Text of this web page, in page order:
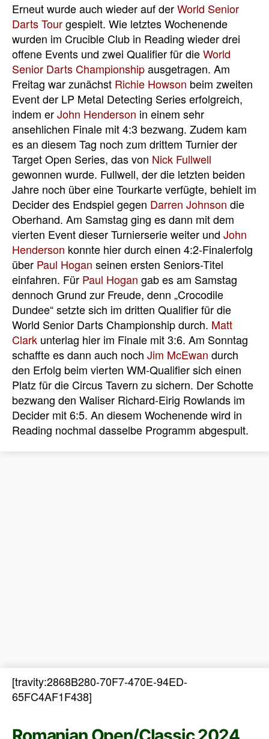
Erneut wurde auch wieder auf derWorld Senior
Darts Tourgespielt. Wie letztes Wochenende
wurden im Crucible Club in Reading wieder drei
offene Events und zwei Qualifier für dieWorld
Senior Darts Championshipausgetragen. Am
Freitag war zunächst Richie Howson beim zweiten
Event der LP Metal Detecting Series erfolgreich,
indem erJohn Henderson in einem sehr
ansehlichen Finale mit 4:3 bezwang. Zudem kam
es an diesem Tag noch zum drittem Turnier der
Target Open Series, das von Nick Fullwell
gewonnen wurde. Fullwell, der die letzten beiden
Jahre noch über eine Tourkarte verfügte, behielt im
Decider des Endspiel gegen Darren Johnson die
Oberhand. Am Samstag ging es dann mit dem
vierten Event dieser Turnierserie weiter und John
Henderson konnte hier durch einen 4:2-Finalerfolg
über Paul Hogan seinen ersten Seniors-Titel
einfahren. Für Paul Hogan gab es am Samstag
dennoch Grund zur Freude, denn „Crocodile
Dundee“ setzte sich im dritten Qualifier für die
World Senior Darts Championship durch. Matt
Clark unterlag hier im Finale mit 3:6. Am Sonntag
schaffte es dann auch noch Jim McEwan durch
den Erfolg beim vierten WM-Qualifier sich einen
Platz für die Circus Tavern zu sichern. Der Schotte
bezwang den Waliser Richard-Eirig Rowlands im
Decider mit 6:5. An diesem Wochenende wird in
Reading nochmal dasselbe Programm abgespult.
[travity:2868B280-70F7-470E-94ED-
65FC4AF1F438]